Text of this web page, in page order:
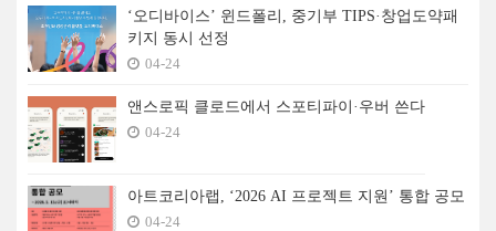
‘오디바이스’ 윈드폴리, 중기부 TIPS·창업도약패
키지 동시 선정
04-24
앤스로픽 클로드에서 스포티파이·우버 쓴다
04-24
아트코리아랩, ‘2026 AI 프로젝트 지원’ 통합 공모
04-24